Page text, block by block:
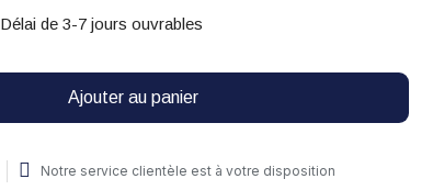
Délai de 3-7 jours ouvrables
Ajouter au panier
Notre service clientèle est à votre disposition